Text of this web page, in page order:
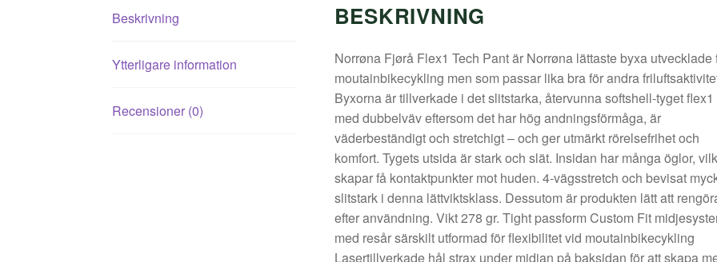
Beskrivning
Ytterligare information
Recensioner (0)
BESKRIVNING
Norrøna Fjørå Flex1 Tech Pant är Norrøna lättaste byxa utvecklade
moutainbikecykling men som passar lika bra för andra
Byxorna är tillverkade i det slitstarka, återvunna softshell-tyget flex1
med dubbelväv eftersom det har hög andningsförmåga, är
väderbeständigt och stretchigt – och ger utmärkt rörelsefrihet och
komfort. Tygets utsida är stark och slät. Insidan har många öglor,
skapar få kontaktpunkter mot huden. 4-vägsstretch och bevisat
slitstark i denna lättviktsklass. Dessutom är produkten lätt att
efter användning. Vikt 278 gr. Tight passform Custom Fit
med resår särskilt utformad för flexibilitet vid moutainbikecykling
Lasertillverkade hål strax under midjan på baksidan för att skapa